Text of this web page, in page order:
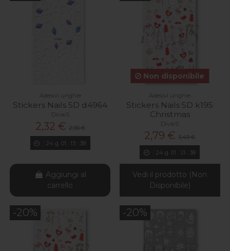
Adesivi unghie
Stickers Nails 5D d4964
DivaiS
2,32 € 2,90 €
24 g. 01 13: 37
Aggiungi al
carrello
Non disponibile
Adesivi unghie
Stickers Nails 5D k195
Christmas
DivaiS
2,79 € 3,49 €
24 g. 01 13: 37
Vedi il prodotto (Non
Disponibile)
-20% -20%